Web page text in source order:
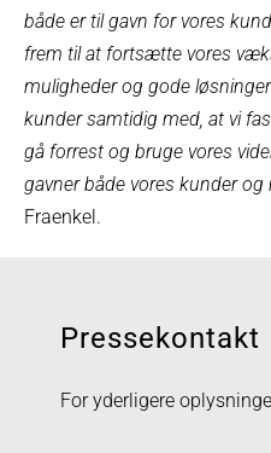
både er til gavn for vores
frem til at fortsætte vores
muligheder og gode
kunder samtidig med, at vi
gå forrest og bruge vores
gavner både vores kunder og
Fraenkel.
Pressekontakt
For yderligere